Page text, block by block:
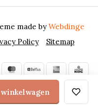
Policy Sitemap
made byWebdinge